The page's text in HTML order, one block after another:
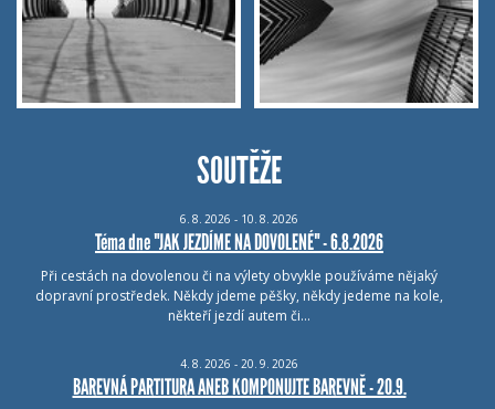
SOUTĚŽE
6. 8. 2026 - 10. 8. 2026
Téma dne "JAK JEZDÍME NA DOVOLENÉ" - 6.8.2026
Při cestách na dovolenou či na výlety obvykle používáme nějaký
dopravní prostředek. Někdy jdeme pěšky, někdy jedeme na kole,
někteří jezdí autem či…
4. 8. 2026 - 20. 9. 2026
BAREVNÁ PARTITURA ANEB KOMPONUJTE BAREVNĚ - 20.9.